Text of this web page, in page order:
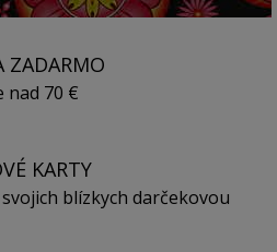
ZADARMO
nad 70 €
KARTY
blízkych darčekovou